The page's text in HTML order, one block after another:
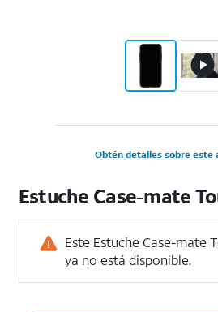
Obtén detalles sobre este
Estuche Case-mate
Este Estuche Case-mate
ya no está disponible.